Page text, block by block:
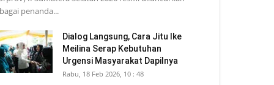
penanda...
Dialog Langsung, Cara Jitu Ike
Meilina Serap Kebutuhan
Urgensi Masyarakat Dapilnya
Rabu, 18 Feb 2026, 10 : 48